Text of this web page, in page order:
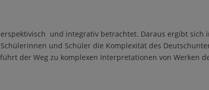
isch und integrativ betrachtet. Daraus ergibt sich
ülerinnen und Schüler die Komplexität des
ührt der Weg zu komplexen Interpretationen von Werken